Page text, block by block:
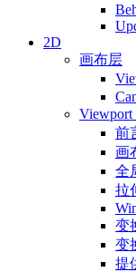
2D
画布层
前
画
全
拉
变
变
提